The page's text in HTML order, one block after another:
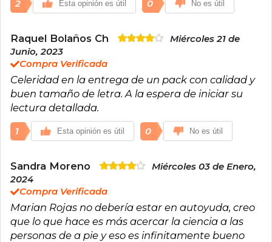
2 Esta opinión es útil 0 No es útil
Raquel Bolaños Ch
Miércoles 21 de
Junio, 2023
Compra Verificada
Celeridad en la entrega de un pack con calidad y
buen tamaño de letra. A la espera de iniciar su
lectura detallada.
1 Esta opinión es útil 0 No es útil
Sandra Moreno
Miércoles 03 de Enero,
2024
Compra Verificada
Marian Rojas no debería estar en autoyuda, creo
que lo que hace es más acercar la ciencia a las
personas de a pie y eso es infinitamente bueno